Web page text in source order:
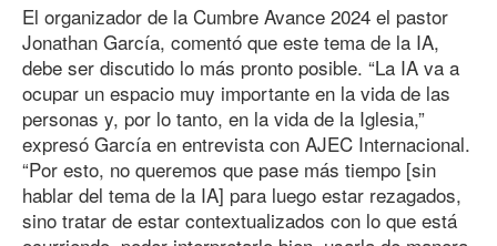
El organizador de la Cumbre Avance 2024 el pastor
Jonathan García, comentó que este tema de la IA,
debe ser discutido lo más pronto posible. “La IA va a
ocupar un espacio muy importante en la vida de las
personas y, por lo tanto, en la vida de la Iglesia,”
expresó García en entrevista con AJEC Internacional.
“Por esto, no queremos que pase más tiempo [sin
hablar del tema de la IA] para luego estar rezagados,
sino tratar de estar contextualizados con lo que está